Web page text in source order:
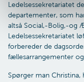
Ledelsessekretariatet
departementer, som
altså Social,-Bolig,-og
Ledelsessekretariatet
forbereder de
fællesarrangementer og
Spørger man